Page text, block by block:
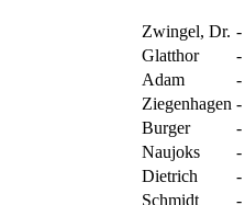
Zwingel, Dr. -
Glatthor
-
Adam
-
Ziegenhagen -
Burger
-
Naujoks
-
Dietrich
-
Schmidt
-